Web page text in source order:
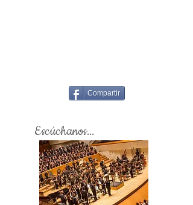
Compartir
Escúchanos...